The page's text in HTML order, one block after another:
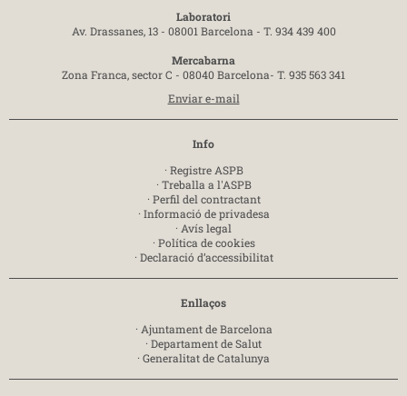
Laboratori
Av. Drassanes, 13 - 08001 Barcelona - T. 934 439 400
Mercabarna
Zona Franca, sector C - 08040 Barcelona- T. 935 563 341
Enviar e-mail
Info
· Registre ASPB
· Treballa a l'ASPB
· Perfil del contractant
· Informació de privadesa
· Avís legal
· Política de cookies
· Declaració d’accessibilitat
Enllaços
· Ajuntament de Barcelona
· Departament de Salut
· Generalitat de Catalunya